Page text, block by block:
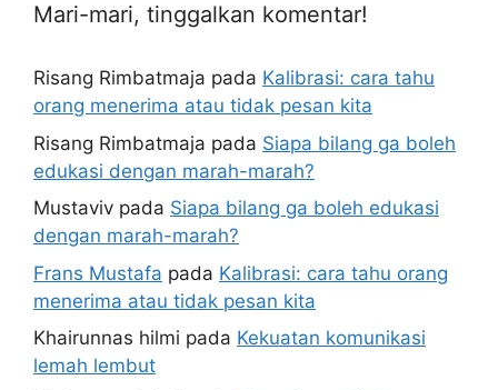
Mari-mari, tinggalkan komentar!
Risang Rimbatmaja pada Kalibrasi: cara tahu
orang menerima atau tidak pesan kita
Risang Rimbatmaja pada Siapa bilang ga boleh
edukasi dengan marah-marah?
Mustaviv pada Siapa bilang ga boleh edukasi
dengan marah-marah?
Frans Mustafa pada Kalibrasi: cara tahu orang
menerima atau tidak pesan kita
Khairunnas hilmi pada Kekuatan komunikasi
lemah lembut